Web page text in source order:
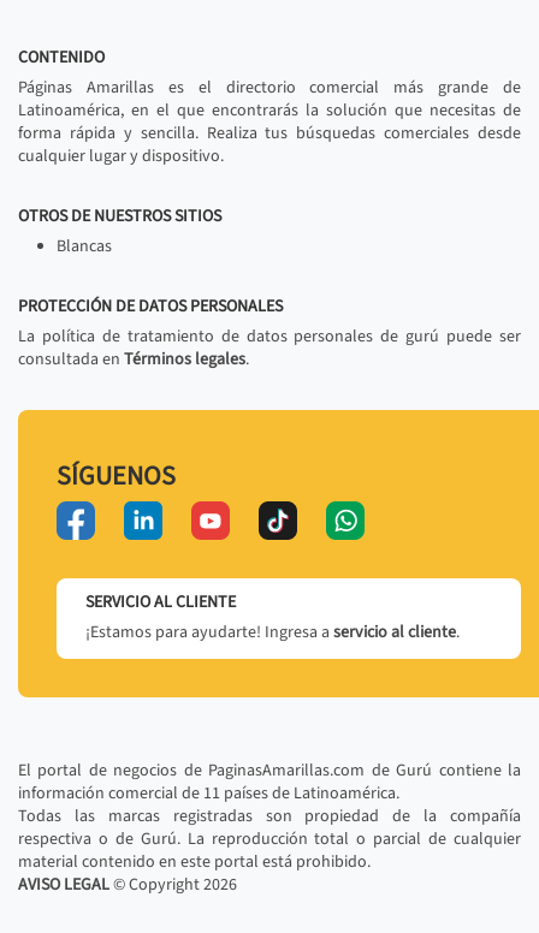
CONTENIDO
Páginas Amarillas es el directorio comercial más grande de
Latinoamérica, en el que encontrarás la solución que necesitas de
forma rápida y sencilla. Realiza tus búsquedas comerciales desde
cualquier lugar y dispositivo.
OTROS DE NUESTROS SITIOS
Blancas
PROTECCIÓN DE DATOS PERSONALES
La política de tratamiento de datos personales de gurú puede ser
consultada en Términos legales.
SÍGUENOS
SERVICIO AL CLIENTE
¡Estamos para ayudarte! Ingresa a servicio al cliente.
El portal de negocios de PaginasAmarillas.com de Gurú contiene la
información comercial de 11 países de Latinoamérica.
Todas las marcas registradas son propiedad de la compañía
respectiva o de Gurú. La reproducción total o parcial de cualquier
material contenido en este portal está prohibido.
AVISO LEGAL© Copyright2026